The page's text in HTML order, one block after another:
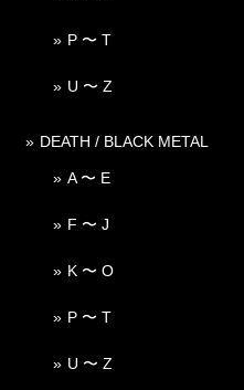
P 〜 T
U 〜 Z
DEATH / BLACK METAL
A 〜 E
F 〜 J
K 〜 O
P 〜 T
U 〜 Z